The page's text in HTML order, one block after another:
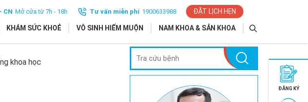
CN Mở cửa từ 7h - 18h Tư vấn miễn phí 1900633988 ĐẶT LỊCH HẸN
KHÁM SỨC KHOẺ VÔ SINH HIẾM MUỘN NAM KHOA & SẢN KHOA
khoa học
ĐĂNG KÝ